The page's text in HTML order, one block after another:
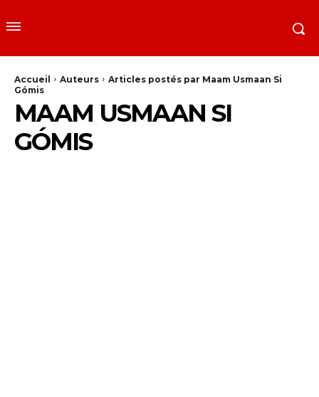
Accueil Auteurs
Articles postés par Maam Usmaan Si
Gómis
MAAM USMAAN SI
GÓMIS